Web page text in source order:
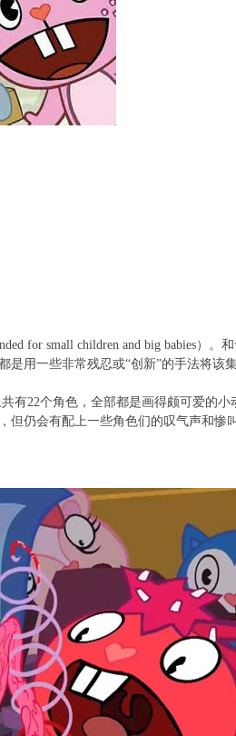
for small children and big babies）。
用一些非常残忍或“创新”的手法将该
22个角色，全部都是画得颇可爱的小
仍会有配上一些角色们的叹气声和惨